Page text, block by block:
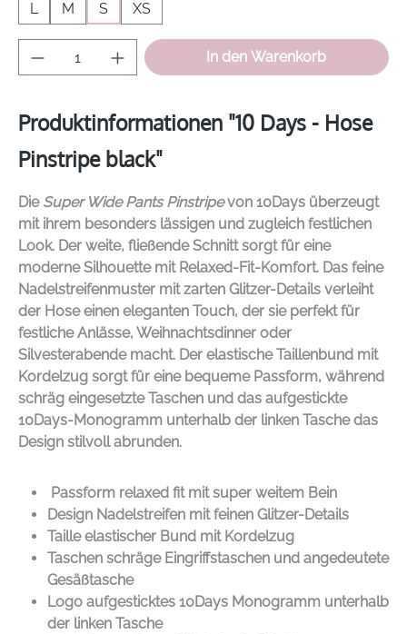
L
M S XS
Produkt Anzahl: Gib den gewünschten
In den Warenkorb
Produktinformationen "10 Days - Hose
Pinstripe black"
Die Super Wide Pants Pinstripevon 10Days überzeugt
mit ihrem besonders lässigen und zugleich festlichen
Look. Der weite, fließende Schnitt sorgt für eine
moderne Silhouette mit Relaxed-Fit-Komfort. Das feine
Nadelstreifenmuster mit zarten Glitzer-Details verleiht
der Hose einen eleganten Touch, der sie perfekt für
festliche Anlässe, Weihnachtsdinner oder
Silvesterabende macht. Der elastische Taillenbund mit
Kordelzug sorgt für eine bequeme Passform, während
schräg eingesetzte Taschen und das aufgestickte
10Days-Monogramm unterhalb der linken Tasche das
Design stilvoll abrunden.
Passform relaxed fit mit super weitem Bein
Design Nadelstreifen mit feinen Glitzer-Details
Taille elastischer Bund mit Kordelzug
Taschen schräge Eingriffstaschen und angedeutete
Gesäßtasche
Logo aufgesticktes 10Days Monogramm unterhalb
der linken Tasche